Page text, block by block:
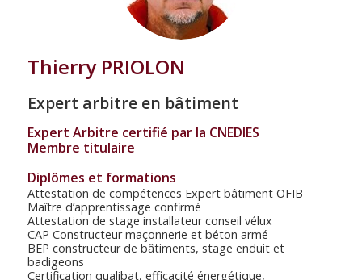
Thierry PRIOLON
Expert arbitre en bâtiment
Expert Arbitre certifié par la CNEDIES
Membre titulaire
Diplômes et formations
Attestation de compétences Expert bâtiment OFIB
Maître d’apprentissage confirmé
Attestation de stage installateur conseil vélux
CAP Constructeur maçonnerie et béton armé
BEP constructeur de bâtiments, stage enduit et
badigeons
Certification qualibat, efficacité énergétique,